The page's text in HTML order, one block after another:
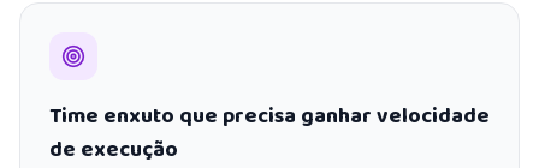
Time enxuto que precisa ganhar velocidade
de execução